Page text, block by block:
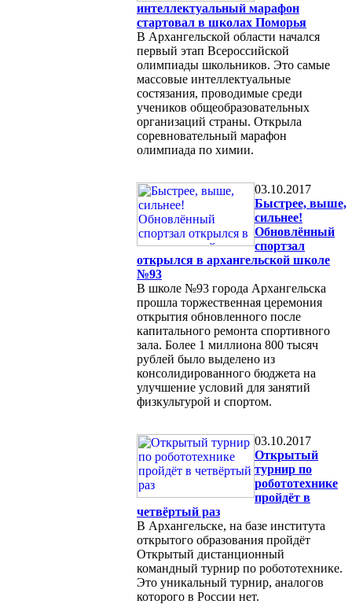
интеллектуальный марафон
стартовал в школах Поморья
В Архангельской области начался
первый этап Всероссийской
олимпиады школьников. Это самые
массовые интеллектуальные
состязания, проводимые среди
учеников общеобразовательных
организаций страны. Открыла
соревновательный марафон
олимпиада по химии.
03.10.2017
Быстрее, выше,
сильнее!
Обновлённый
спортзал
открылся в архангельской школе
№93
В школе №93 города Архангельска
прошла торжественная церемония
открытия обновленного после
капитального ремонта спортивного
зала. Более 1 миллиона 800 тысяч
рублей было выделено из
консолидированного бюджета на
улучшение условий для занятий
физкультурой и спортом.
03.10.2017
Открытый
турнир по
робототехнике
пройдёт в
четвёртый раз
В Архангельске, на базе института
открытого образования пройдёт
Открытый дистанционный
командный турнир по робототехнике.
Это уникальный турнир, аналогов
которого в России нет.